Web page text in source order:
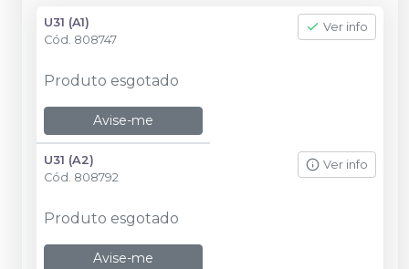
U31 (A1)
Cód. 808747
Ver info
Produto esgotado
Avise-me
U31 (A2)
Cód. 808792
Ver info
Produto esgotado
Avise-me